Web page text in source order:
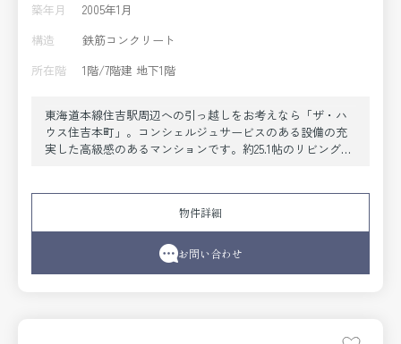
築年月
2005年1月
構造
鉄筋コンクリート
所在階
1階/7階建 地下1階
東海道本線住吉駅周辺への引っ越しをお考えなら「ザ・ハ
ウス住吉本町」。コンシェルジュサービスのある設備の充
実した高級感のあるマンションです。約25.1帖のリビングが
しんサポート代1,100円/月。消毒・害虫駆除代16,500円、投
てきタイプ簡易消火剤8,800円。
物件詳細
お問い合わせ